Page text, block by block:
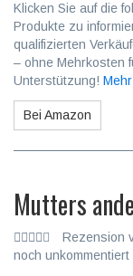
Klicken Sie auf die
Produkte zu
qualifizierten
– ohne Mehrkosten
Unterstützung!
Bei Amazon
Mutters
Rezension
noch unkommentiert